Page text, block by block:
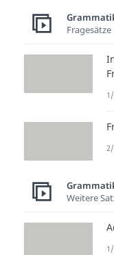
Fragesätze
Weitere